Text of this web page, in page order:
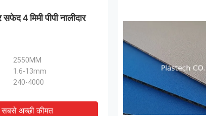
सफेद 4 मिमी पीपी नालीदार
2550MM
1.6-13mm
240-4000
सबसे अच्छी कीमत